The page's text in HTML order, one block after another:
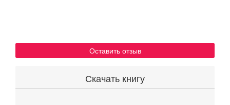
Оставить отзыв
Скачать книгу